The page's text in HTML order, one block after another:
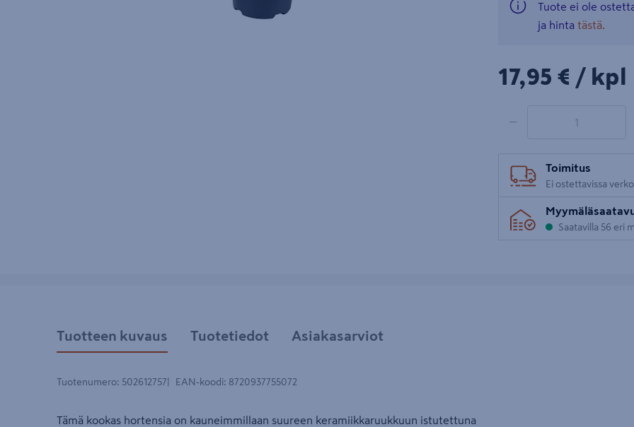
Tuote ei ole
ja hinta tästä.
17,95€/kpl
17,95 € / kpl
−
Toimitus
Ei ostettavissa
Saatavilla 56 eri
Tuotteen kuvaus Tuotetiedot Asiakasarviot
Tuotenumero: 502612757 EAN-koodi: 8720937755072
Tämä kookas hortensia on kauneimmillaan suureen keramiikkaruukkuun istutettuna